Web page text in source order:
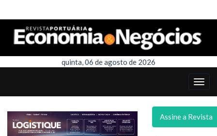
quinta, 06 de agosto de 2026
Assine a Revista